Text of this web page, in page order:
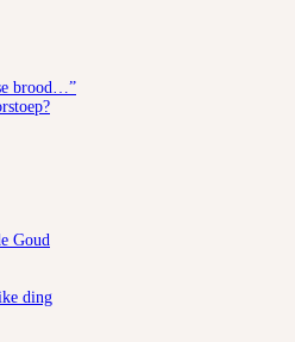
brood…”
Goud
ding